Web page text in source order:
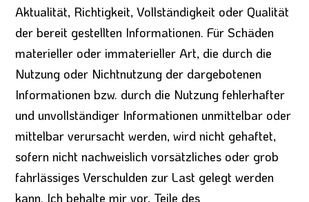
Aktualität, Richtigkeit, Vollständigkeit oder Qualität
der bereit gestellten Informationen. Für Schäden
materieller oder immaterieller Art, die durch die
Nutzung oder Nichtnutzung der dargebotenen
Informationen bzw. durch die Nutzung fehlerhafter
und unvollständiger Informationen unmittelbar oder
mittelbar verursacht werden, wird nicht gehaftet,
sofern nicht nachweislich vorsätzliches oder grob
fahrlässiges Verschulden zur Last gelegt werden
kann. Ich behalte mir vor, Teile des